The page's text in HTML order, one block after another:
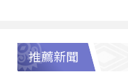
推薦新聞